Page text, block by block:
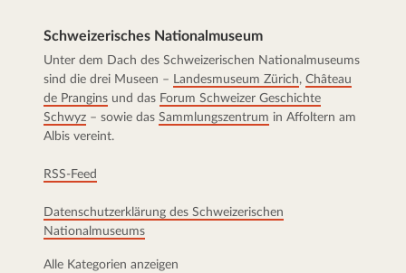
Schweizerisches Nationalmuseum
Unter dem Dach des Schweizerischen Nationalmuseums
sind die drei Museen – Landesmuseum Zürich, Château
de Prangins und das Forum Schweizer Geschichte
Schwyz – sowie das Sammlungszentrum in Affoltern am
Albis vereint.
RSS-Feed
Datenschutzerklärung des Schweizerischen
Nationalmuseums
Alle Kategorien anzeigen